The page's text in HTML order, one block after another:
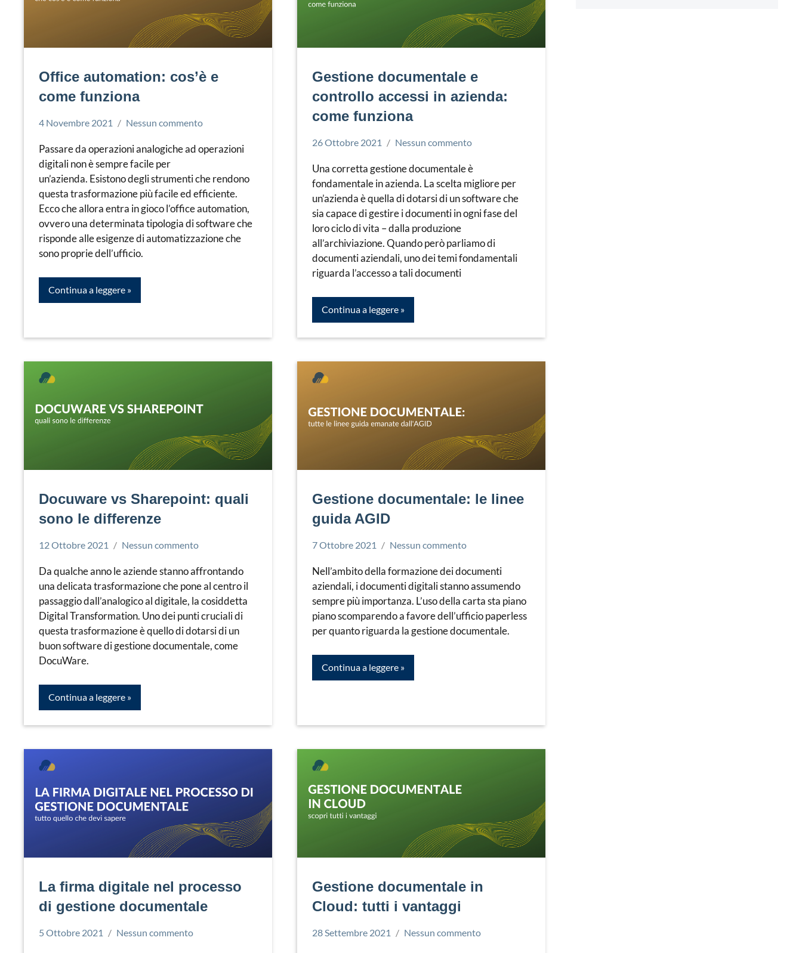
Office automation: cos’è e
come funziona
4 Novembre 2021
Simone
Leorato
Nessun commento
Passare da operazioni analogiche ad operazioni
digitali non è sempre facile per
un’azienda. Esistono degli strumenti che rendono
questa trasformazione più facile ed efficiente.
Ecco che allora entra in gioco l’office automation,
ovvero una determinata tipologia di software che
risponde alle esigenze di automatizzazione che
sono proprie dell’ufficio.
Continua a leggere
Gestione documentale e
controllo accessi in azienda:
come funziona
documentale
26 Ottobre 2021
Simone
Leorato
Nessun commento
Una corretta gestione documentale è
fondamentale in azienda. La scelta migliore per
un’azienda è quella di dotarsi di un software che
sia capace di gestire i documenti in ogni fase del
loro ciclo di vita – dalla produzione
all’archiviazione. Quando però parliamo di
documenti aziendali, uno dei temi fondamentali
riguarda l’accesso a tali documenti
Continua a leggere
Docuware vs Sharepoint: quali
sono le differenze
12 Ottobre 2021
Simone
Leorato
Nessun commento
Da qualche anno le aziende stanno affrontando
una delicata trasformazione che pone al centro il
passaggio dall’analogico al digitale, la cosiddetta
Digital Transformation. Uno dei punti cruciali di
questa trasformazione è quello di dotarsi di un
buon software di gestione documentale, come
DocuWare.
Continua a leggere
Gestione documentale: le linee
guida AGID
documentale
7 Ottobre 2021
Simone
Leorato
Nessun commento
Nell’ambito della formazione dei documenti
aziendali, i documenti digitali stanno assumendo
sempre più importanza. L’uso della carta sta piano
piano scomparendo a favore dell’ufficio paperless
per quanto riguarda la gestione documentale.
Continua a leggere
La firma digitale nel processo
di gestione documentale
5 Ottobre 2021
Simone
Nessun commento
Gestione documentale in
Cloud: tutti i vantaggi
28 Settembre 2021
Simone
Nessun commento